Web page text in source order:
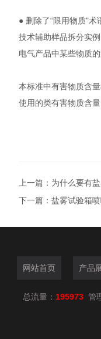
● 删除了“限用物质"
技术辅助样品拆分实
电气产品中某些物质
本标准中有害物质含
使用的类有害物质含
上一篇： 为什么要有
下一篇： 盐雾试验箱
网站首页 产品
总流量： 195973 管